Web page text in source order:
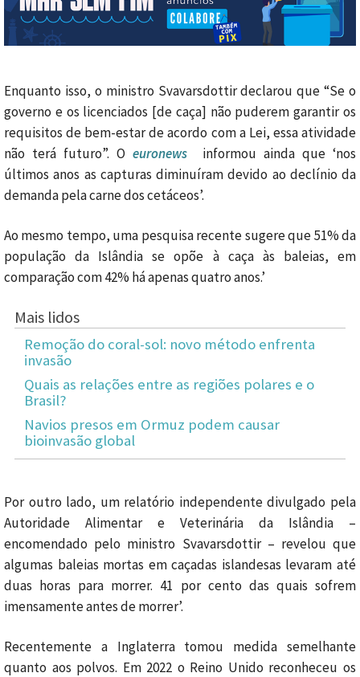
Enquanto isso, o ministro Svavarsdottir declarou que“Se o
governo e os licenciados [de caça] não puderem garantir os
requisitosde bem-estarde acordo com a Lei, essa atividade
não terá futuro”. Oeuronews informou ainda que ‘nos
últimos anos as capturas diminuíram devido ao declínio da
demanda pela carne dos cetáceos’.
Ao mesmo tempo, uma pesquisa recente sugere que 51% da
população da Islândia se opõe à caça às baleias, em
comparação com 42% há apenas quatro anos.’
Mais lidos
Remoção do coral-sol: novo método enfrenta
invasão
Quais as relações entre as regiões polares e o
Brasil?
Navios presos em Ormuz podem causar
bioinvasão global
Por outro lado, um relatório independente divulgado pela
Autoridade Alimentar e Veterinária da Islândia –
encomendado pelo ministro Svavarsdottir – revelou que
algumas baleias mortas em caçadas islandesas levaram até
duas horas para morrer. 41 por cento das quais sofrem
imensamente antes de morrer’.
Recentemente a Inglaterra tomou medida semelhante
quanto aos polvos. Em 2022 o Reino Unido reconheceu os